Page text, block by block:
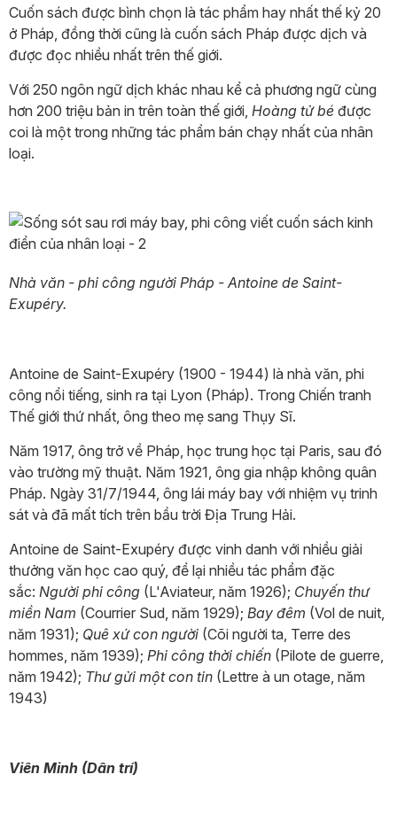
Cuốn sách được bình chọn là tác phẩm hay nhất thế kỷ 20
ở Pháp, đồng thời cũng là cuốn sách Pháp được dịch và
được đọc nhiều nhất trên thế giới.
Với 250 ngôn ngữ dịch khác nhau kể cả phương ngữ cùng
hơn 200 triệu bản in trên toàn thế giới, Hoàng tử bé được
coi là một trong những tác phẩm bán chạy nhất của nhân
loại.
Nhà văn - phi công người Pháp - Antoine de Saint-
Exupéry.
Antoine de Saint-Exupéry (1900 - 1944) là nhà văn, phi
công nổi tiếng, sinh ra tại Lyon (Pháp). Trong Chiến tranh
Thế giới thứ nhất, ông theo mẹ sang Thụy Sĩ.
Năm 1917, ông trở về Pháp, học trung học tại Paris, sau đó
vào trường mỹ thuật. Năm 1921, ông gia nhập không quân
Pháp. Ngày 31/7/1944, ông lái máy bay với nhiệm vụ trinh
sát và đã mất tích trên bầu trời Địa Trung Hải.
Antoine de Saint-Exupéry được vinh danh với nhiều giải
thưởng văn học cao quý, để lại nhiều tác phẩm đặc
sắc: Người phi công (L'Aviateur, năm 1926); Chuyến thư
miền Nam (Courrier Sud, năm 1929); Bay đêm (Vol de nuit,
năm 1931); Quê xứ con người (Cõi người ta, Terre des
hommes, năm 1939); Phi công thời chiến (Pilote de guerre,
năm 1942); Thư gửi một con tin (Lettre à un otage, năm
1943)
Viên Minh (Dân trí)